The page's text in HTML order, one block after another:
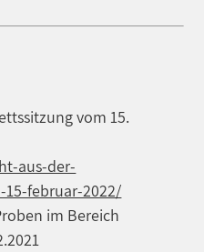
vom 15.
aus-der-
februar-2022/
im Bereich